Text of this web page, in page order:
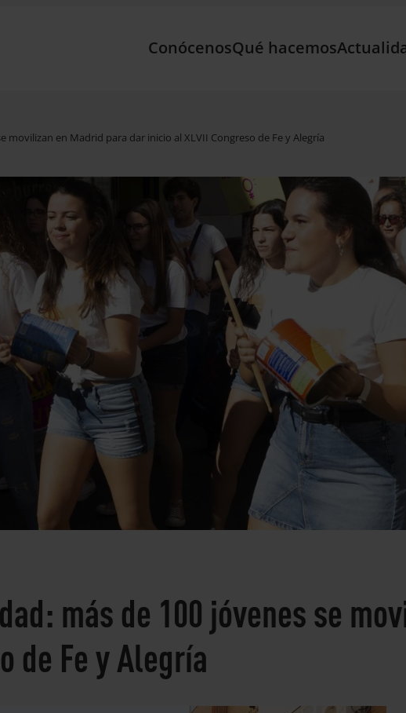
ConócenosQué hacemos
movilizan en Madrid para dar inicio al XLVII Congreso de Fe y Alegría
más de 100 jóvenes se
de Fe y Alegría